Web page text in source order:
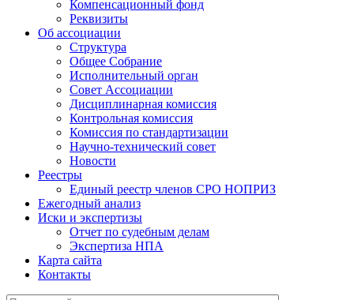
Компенсационный фонд
Реквизиты
Об ассоциации
Структура
Общее Собрание
Исполнительный орган
Совет Ассоциации
Дисциплинарная комиссия
Контрольная комиссия
Комиссия по стандартизации
Научно-технический совет
Новости
Реестры
Единый реестр членов СРО НОПРИЗ
Ежегодный анализ
Иски и экспертизы
Отчет по судебным делам
Экспертиза НПА
Карта сайта
Контакты